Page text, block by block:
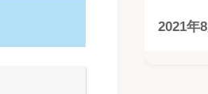
2021年8